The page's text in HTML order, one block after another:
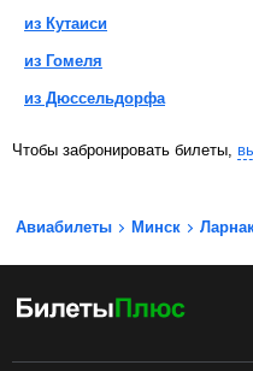
из Кутаиси
из Гомеля
из Дюссельдорфа
Чтобы забронировать билеты,
Авиабилеты Минск